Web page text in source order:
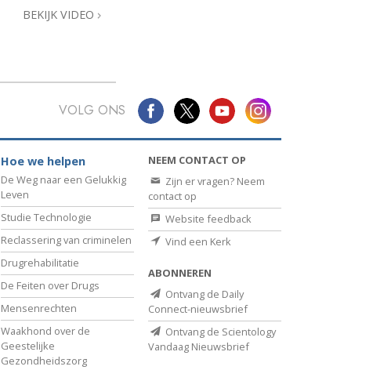
BEKIJK VIDEO
VOLG ONS
Hoe we helpen
De Weg naar een Gelukkig
Leven
Studie Technologie
Reclassering van criminelen
Drugrehabilitatie
De Feiten over Drugs
Mensenrechten
Waakhond over de
Geestelijke
Gezondheidszorg
NEEM CONTACT OP
Zijn er vragen? Neem
contact op
Website feedback
Vind een Kerk
ABONNEREN
Ontvang de Daily
Connect-nieuwsbrief
Ontvang de Scientology
Vandaag Nieuwsbrief